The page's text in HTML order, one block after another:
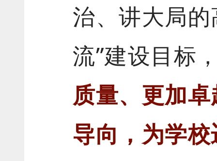
治、讲大局
流”建设目标
质量、更加
导向，为学